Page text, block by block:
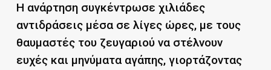
Η ανάρτηση συγκέντρωσε χιλιάδες
αντιδράσεις μέσα σε λίγες ώρες, με τους
θαυμαστές του ζευγαριού να στέλνουν
ευχές και μηνύματα αγάπης, γιορτάζοντας